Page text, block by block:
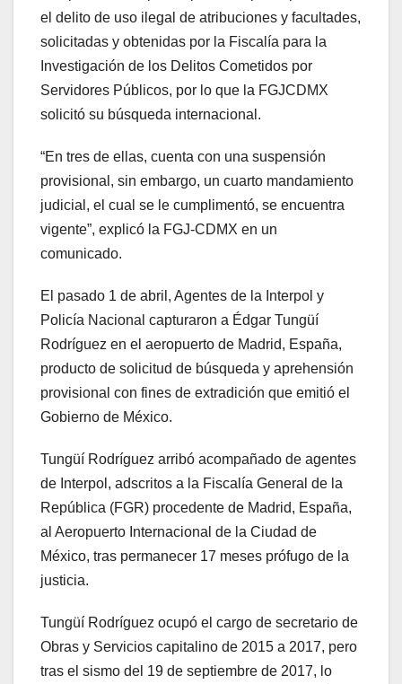
el delito de uso ilegal de atribuciones y facultades,
solicitadas y obtenidas por la Fiscalía para la
Investigación de los Delitos Cometidos por
Servidores Públicos, por lo que la FGJCDMX
solicitó su búsqueda internacional.
“En tres de ellas, cuenta con una suspensión
provisional, sin embargo, un cuarto mandamiento
judicial, el cual se le cumplimentó, se encuentra
vigente”, explicó la FGJ-CDMX en un
comunicado.
El pasado 1 de abril, Agentes de la Interpol y
Policía Nacional capturaron a Édgar Tungüí
Rodríguez en el aeropuerto de Madrid, España,
producto de solicitud de búsqueda y aprehensión
provisional con fines de extradición que emitió el
Gobierno de México.
Tungüí Rodríguez arribó acompañado de agentes
de Interpol, adscritos a la Fiscalía General de la
República (FGR) procedente de Madrid, España,
al Aeropuerto Internacional de la Ciudad de
México, tras permanecer 17 meses prófugo de la
justicia.
Tungüí Rodríguez ocupó el cargo de secretario de
Obras y Servicios capitalino de 2015 a 2017, pero
tras el sismo del 19 de septiembre de 2017, lo